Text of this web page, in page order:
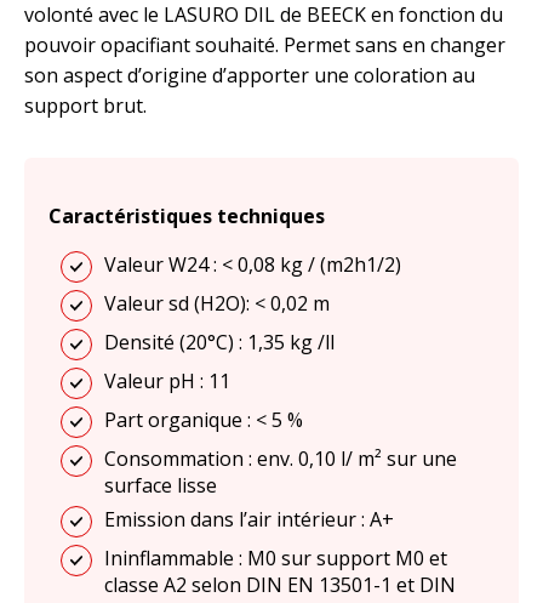
volonté avec le LASURO DIL de BEECK en fonction du
pouvoir opacifiant souhaité. Permet sans en changer
son aspect d’origine d’apporter une coloration au
support brut.
Caractéristiques techniques
Valeur W24 : < 0,08 kg / (m2h1/2)
Valeur sd (H2O): < 0,02 m
Densité (20°C) : 1,35 kg /ll
Valeur pH : 11
Part organique : < 5 %
Consommation : env. 0,10 l/ m² sur une
surface lisse
Emission dans l’air intérieur : A+
Ininflammable : M0 sur support M0 et
classe A2 selon DIN EN 13501-1 et DIN